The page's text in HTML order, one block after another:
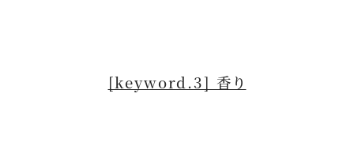
[keyword.3] 香り